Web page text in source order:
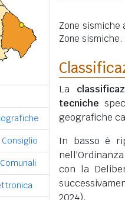
Zone sismiche
Zone
La
tecniche
geografiche
In basso è
con la
2024).